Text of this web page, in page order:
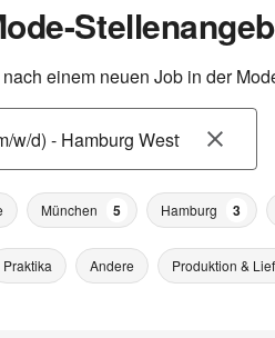
einem neuen Job in der
München 5 Hamburg 3
Praktika Andere Produktion &